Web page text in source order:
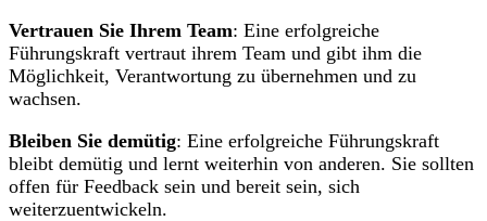
Vertrauen Sie Ihrem Team: Eine erfolgreiche
Führungskraft vertraut ihrem Team und gibt ihm die
Möglichkeit, Verantwortung zu übernehmen und zu
wachsen.
Bleiben Sie demütig: Eine erfolgreiche Führungskraft
bleibt demütig und lernt weiterhin von anderen. Sie sollten
offen für Feedback sein und bereit sein, sich
weiterzuentwickeln.